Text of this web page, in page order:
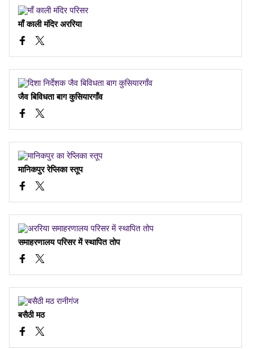
माँ काली मंदिर अररिया
जैव बिविधता बाग कुसियारगाँव
मानिकपुर रेप्लिका स्तूप
समाहरणालय परिसर में स्थापित तोप
बसैठी मठ